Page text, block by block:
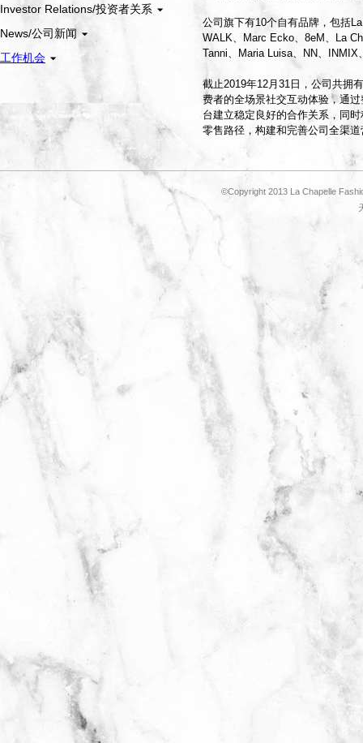
Investor Relations/投资者关系
News/公司新闻
工作机会
公司旗下有10个自有品牌，包括
WALK、Marc Ecko、8eM、La
Tanni、Maria Luisa、NN、INMIX
截止2019年12月31日，公司共拥
费者的全场景社交互动体验，通
台建立稳定良好的合作关系，同
零售路径，构建和完善公司全渠
©Copyright 2013 La Chapelle